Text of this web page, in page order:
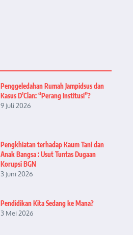
Penggeledahan Rumah Jampidsus dan
Kasus D’Clan: “Perang Institusi”?
9 Juli 2026
Pengkhiatan terhadap Kaum Tani dan
Anak Bangsa : Usut Tuntas Dugaan
Korupsi BGN
3 Juni 2026
Pendidikan Kita Sedang ke Mana?
3 Mei 2026